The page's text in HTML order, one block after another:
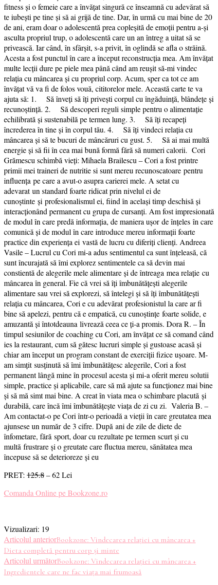
fitness și o femeie care a învățat singură ce înseamnă cu adevărat să
te iubești pe tine și să ai grijă de tine. Dar, în urmă cu mai bine de 20
de ani, eram doar o adolescentă prea copleșită de emoții pentru a-și
asculta propriul trup, o adolescentă care un an întreg a uitat să se
privească. Iar când, în sfârșit, s-a privit, în oglindă se afla o străină.
Acesta a fost punctul în care a început reconstrucția mea. Am învățat
multe lecții dure pe piele mea până când am reușit să-mi vindec
relația cu mâncarea și cu propriul corp. Acum, sper ca tot ce am
învățat vă va fi de folos vouă, cititorelor mele. Această carte te va
ajuta să: 1. Să înveți să îți privești corpul cu îngăduință, blândețe și
recunoștință. 2. Să descoperi reguli simple pentru o alimentație
echilibrată și sustenabilă pe termen lung. 3. Să îți recapeți
încrederea în tine și în corpul tău. 4. Să îți vindeci relația cu
mâncarea și să te bucuri de mâncăruri cu gust. 5. Să ai mai multă
energie și să fii în cea mai bună formă fără să numeri calorii. Cori
Grămescu schimbă vieți: Mihaela Brailescu – Cori a fost printre
primii mei traineri de nutritie si sunt mereu recunoscatoare pentru
influența pe care a avut-o asupra carierei mele. A setat cu
adevarat un standard foarte ridicat prin nivelul ei de
cunoștinte și profesionalismul ei, fiind în același timp deschisă și
interacționând permanent cu grupa de cursanți. Am fost impresionată
de modul în care predă informația, de maniera ușor de înțeles în care
comunică și de modul în care introduce mereu informații foarte
practice din experiența ei vastă de lucru cu diferiți clienți. Andreea
Vasile – Lucrul cu Cori mi-a adus sentimentul ca sunt înțeleasă, că
sunt încurajată să îmi explorez sentimentele ca să devin mai
constientă de alegerile mele alimentare și de întreaga mea relație cu
mâncarea în general. Fie că vrei să îți îmbunătățești alegerile
alimentare sau vrei să explorezi, să întelegi și să îți îmbunătățești
relația cu mâncarea, Cori e cu adevărat profesionistul la care ar fi
bine să apelezi, pentru că e empatică, cu cunoștințe foarte solide, e
amuzantă și întotdeauna livrează ceea ce ți-a promis. Dora R. – În
timpul sesiunilor de coaching cu Cori, am învățat ce să comand când
ies la restaurant, cum să gătesc lucruri simple și gustoase acasă și
chiar am început un program constant de exerciții fizice ușoare. M-
am simțit susținută să îmi îmbunătățesc alegerile, Cori a fost
permanent lângă mine în procesul acesta și mi-a oferit mereu solutii
simple, practice și aplicabile, care să mă ajute sa funcționez mai bine
și să mă simt mai bine. A creat în viata mea o schimbare placută și
durabilă, care încă îmi îmbunătățește viața de zi cu zi. Valeria B. –
Am contactat-o pe Cori într-o perioadă a vieții în care greutatea mea
ajunsese un număr de 3 cifre. După ani de zile de diete de
înfometare, fără sport, doar cu rezultate pe termen scurt și cu
multă frustrare și o greutate care fluctua mereu, sănătatea mea
începuse să se deterioreze și eu
PRET: 125.8– 62 Lei
Comanda Online pe Bookzone.ro
Vizualizari: 19
Navigare
în
articole
Articolul anteriorBookzone: Vindecarea relației cu mâncarea +
Dieta completă pentru corp și minte
Articolul următorBookzone: Vindecarea relației cu mâncarea +
Ingredientele care ne fac viața mai frumoasă